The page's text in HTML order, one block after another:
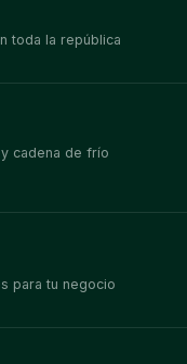
toda la república
cadena de frío
para tu negocio